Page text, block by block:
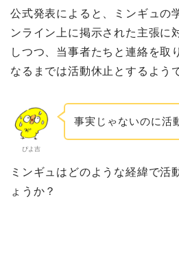
公式発表によると、ミンギュの
ンライン上に掲示された主張に
しつつ、当事者たちと連絡を取
なるまでは活動休止とするよう
ぴよ吉
事実じゃないのに活
ミンギュはどのような経緯で活
ょうか？